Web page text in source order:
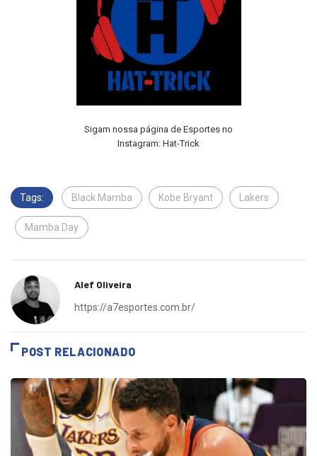
Sigam nossa página de Esportes no
Instagram: Hat-Trick
Tags: Black Mamba Kobe Bryant Lakers
Mamba Day
Alef Oliveira
https://a7esportes.com.br/
POST RELACIONADO